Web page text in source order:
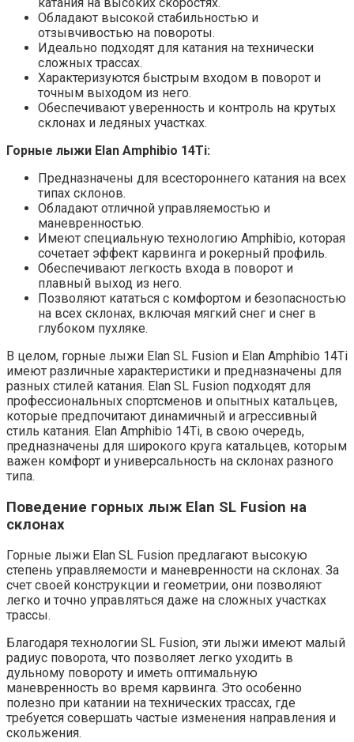
Обладают высокой стабильностью и
отзывчивостью на повороты.
Идеально подходят для катания на технически
сложных трассах.
Характеризуются быстрым входом в поворот и
точным выходом из него.
Обеспечивают уверенность и контроль на крутых
склонах и ледяных участках.
Горные лыжи Elan Amphibio 14Ti:
Предназначены для всестороннего катания на всех
типах склонов.
Обладают отличной управляемостью и
маневренностью.
Имеют специальную технологию Amphibio, которая
сочетает эффект карвинга и рокерный профиль.
Обеспечивают легкость входа в поворот и
плавный выход из него.
Позволяют кататься с комфортом и безопасностью
на всех склонах, включая мягкий снег и снег в
глубоком пухляке.
В целом, горные лыжи Elan SL Fusion и Elan Amphibio 14Ti
имеют различные характеристики и предназначены для
разных стилей катания. Elan SL Fusion подходят для
профессиональных спортсменов и опытных катальцев,
которые предпочитают динамичный и агрессивный
стиль катания. Elan Amphibio 14Ti, в свою очередь,
предназначены для широкого круга катальцев, которым
важен комфорт и универсальность на склонах разного
типа.
Поведение горных лыж Elan SL Fusion на
склонах
Горные лыжи Elan SL Fusion предлагают высокую
степень управляемости и маневренности на склонах. За
счет своей конструкции и геометрии, они позволяют
легко и точно управляться даже на сложных участках
трассы.
Благодаря технологии SL Fusion, эти лыжи имеют малый
радиус поворота, что позволяет легко уходить в
дульному повороту и иметь оптимальную
маневренность во время карвинга. Это особенно
полезно при катании на технических трассах, где
требуется совершать частые изменения направления и
скольжения.